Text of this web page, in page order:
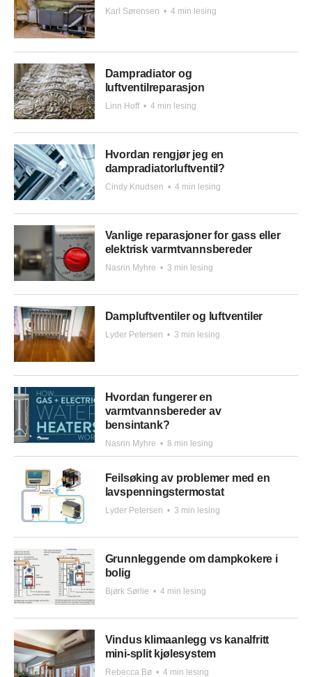
Karl Sørensen • 4 min lesing
Dampradiator og
luftventilreparasjon
Linn Hoff • 4 min lesing
Hvordan rengjør jeg en
dampradiatorluftventil?
Cindy Knudsen • 4 min lesing
Vanlige reparasjoner for gass eller
elektrisk varmtvannsbereder
Nasrin Myhre • 3 min lesing
Dampluftventiler og luftventiler
Lyder Petersen • 3 min lesing
Hvordan fungerer en
varmtvannsbereder av
bensintank?
Nasrin Myhre • 8 min lesing
Feilsøking av problemer med en
lavspenningstermostat
Lyder Petersen • 3 min lesing
Grunnleggende om dampkokere i
bolig
Bjørk Sørlie • 4 min lesing
Vindus klimaanlegg vs kanalfritt
mini-split kjølesystem
Rebecca Bø • 4 min lesing